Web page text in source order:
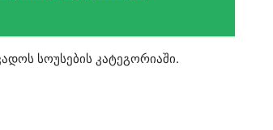
სოუსების კატეგორიაში.